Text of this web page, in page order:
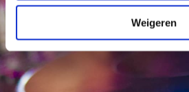
Weigeren
nieuwsbrief!